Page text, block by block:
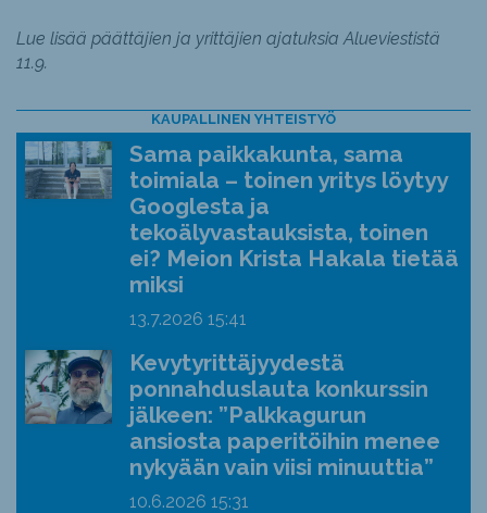
Lue lisää päättäjien ja yrittäjien ajatuksia Alueviestistä
11.9.
KAUPALLINEN YHTEISTYÖ
Sama paikkakunta, sama
toimiala – toinen yritys löytyy
Googlesta ja
tekoälyvastauksista, toinen
ei? Meion Krista Hakala tietää
miksi
13.7.2026 15:41
Kevytyrittäjyydestä
ponnahduslauta konkurssin
jälkeen: ”Palkkagurun
ansiosta paperitöihin menee
nykyään vain viisi minuuttia”
10.6.2026 15:31